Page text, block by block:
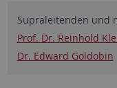
Supraleitenden und
Prof. Dr. Reinhold
Dr. Edward Goldobin